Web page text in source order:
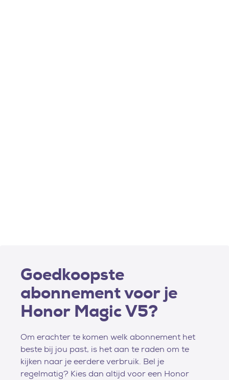
Goedkoopste
abonnement voor je
Honor Magic V5?
Om erachter te komen welk abonnement het
beste bij jou past, is het aan te raden om te
kijken naar je eerdere verbruik. Bel je
regelmatig? Kies dan altijd voor een Honor